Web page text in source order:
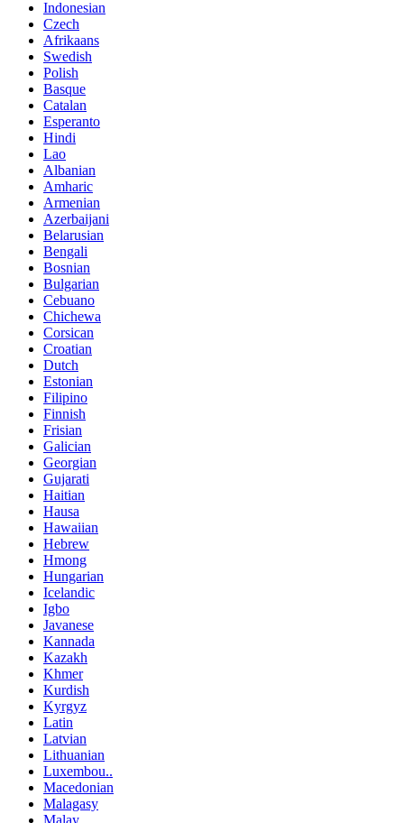
Indonesian
Czech
Afrikaans
Swedish
Polish
Basque
Catalan
Esperanto
Hindi
Lao
Albanian
Amharic
Armenian
Azerbaijani
Belarusian
Bengali
Bosnian
Bulgarian
Cebuano
Chichewa
Corsican
Croatian
Dutch
Estonian
Filipino
Finnish
Frisian
Galician
Georgian
Gujarati
Haitian
Hausa
Hawaiian
Hebrew
Hmong
Hungarian
Icelandic
Igbo
Javanese
Kannada
Kazakh
Khmer
Kurdish
Kyrgyz
Latin
Latvian
Lithuanian
Luxembou..
Macedonian
Malagasy
Malay